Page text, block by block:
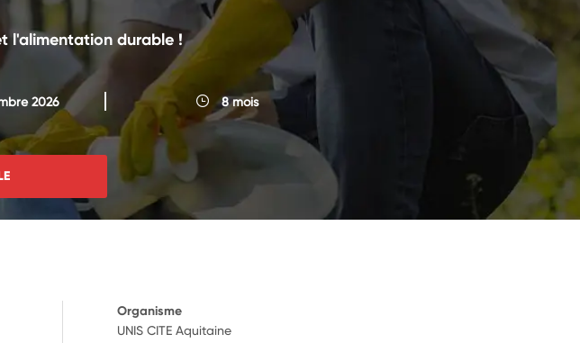
l'alimentation durable !
2026 8 mois
Organisme
UNIS CITE Aquitaine